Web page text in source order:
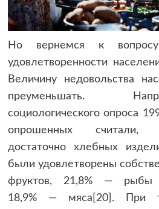
Но вернемся к
удовлетворенности
Величину недовольства
преуменьшать.
социологического опроса
опрошенных считали,
достаточно хлебных
были удовлетворены
фруктов, 21,8% — рыбы
18,9% — мяса[20]. При